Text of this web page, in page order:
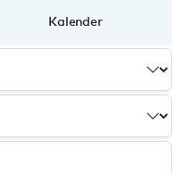
Kalender